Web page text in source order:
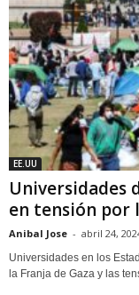
EE.UU
Universidades
en tensión por
Anibal Jose - abril 24,
Universidades en los
la Franja de Gaza y las